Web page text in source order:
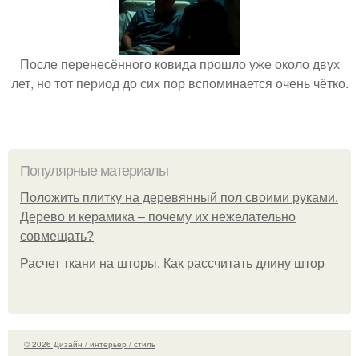
После перенесённого ковида прошло уже около двух
лет, но тот период до сих пор вспоминается очень чётко.
Популярные материалы
Положить плитку на деревянный пол своими руками.
Дерево и керамика – почему их нежелательно
совмещать?
Расчет ткани на шторы. Как рассчитать длину штор
© 2026 Дизайн / интерьер / стиль